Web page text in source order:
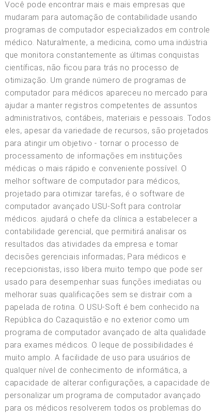
Você pode encontrar mais e mais empresas que
mudaram para automação de contabilidade usando
programas de computador especializados em controle
médico. Naturalmente, a medicina, como uma indústria
que monitora constantemente as últimas conquistas
científicas, não ficou para trás no processo de
otimização. Um grande número de programas de
computador para médicos apareceu no mercado para
ajudar a manter registros competentes de assuntos
administrativos, contábeis, materiais e pessoais. Todos
eles, apesar da variedade de recursos, são projetados
para atingir um objetivo - tornar o processo de
processamento de informações em instituições
médicas o mais rápido e conveniente possível. O
melhor software de computador para médicos,
projetado para otimizar tarefas, é o software de
computador avançado USU-Soft para controlar
médicos. ajudará o chefe da clínica a estabelecer a
contabilidade gerencial, que permitirá analisar os
resultados das atividades da empresa e tomar
decisões gerenciais informadas; Para médicos e
recepcionistas, isso libera muito tempo que pode ser
usado para desempenhar suas funções imediatas ou
melhorar suas qualificações sem se distrair com a
papelada de rotina. O USU-Soft é bem conhecido na
República do Cazaquistão e no exterior como um
programa de computador avançado de alta qualidade
para exames médicos. O leque de possibilidades é
muito amplo. A facilidade de uso para usuários de
qualquer nível de conhecimento de informática, a
capacidade de alterar configurações, a capacidade de
personalizar um programa de computador avançado
para os médicos resolverem todos os problemas do